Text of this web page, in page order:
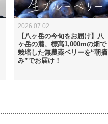
2026.07.02
【八ヶ岳の今旬をお届け】八
ヶ岳の麓、標高1,000mの畑で
栽培した無農薬ベリーを“朝摘
み”でお届け！